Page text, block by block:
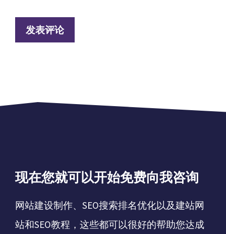
现在您就可以开始免费向我咨询
网站建设制作、SEO搜索排名优化以及建站网
站和SEO教程，这些都可以很好的帮助您达成